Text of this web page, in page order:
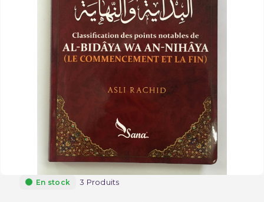
En stock 3 Produits